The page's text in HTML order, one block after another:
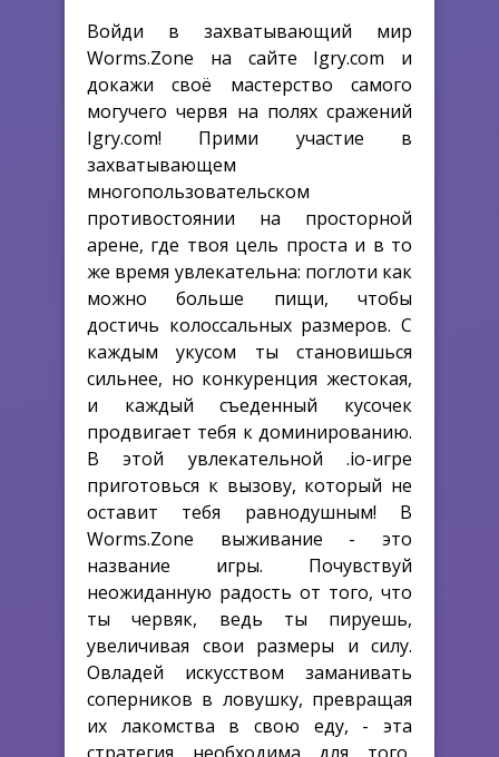
Войди в захватывающий мир
Worms.Zone на сайте Igry.com и
докажи своё мастерство самого
могучего червя на полях сражений
Igry.com! Прими участие в
захватывающем
многопользовательском
противостоянии на просторной
арене, где твоя цель проста и в то
же время увлекательна: поглоти как
можно больше пищи, чтобы
достичь колоссальных размеров. С
каждым укусом ты становишься
сильнее, но конкуренция жестокая,
и каждый съеденный кусочек
продвигает тебя к доминированию.
В этой увлекательной .io-игре
приготовься к вызову, который не
оставит тебя равнодушным! В
Worms.Zone выживание - это
название игры. Почувствуй
неожиданную радость от того, что
ты червяк, ведь ты пируешь,
увеличивая свои размеры и силу.
Овладей искусством заманивать
соперников в ловушку, превращая
их лакомства в свою еду, - эта